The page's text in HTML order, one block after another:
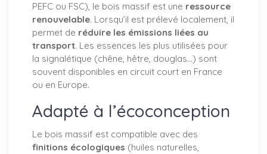
PEFC ou FSC), le bois massif est une ressource
renouvelable. Lorsqu’il est prélevé localement, il
permet de réduire les émissions liées au
transport. Les essences les plus utilisées pour
la signalétique (chêne, hêtre, douglas…) sont
souvent disponibles en circuit court en France
ou en Europe.
Adapté à l’écoconception
Le bois massif est compatible avec des
finitions écologiques (huiles naturelles,